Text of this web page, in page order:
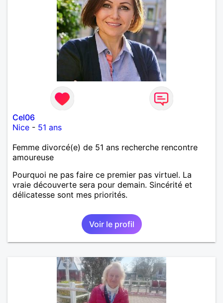
Cel06
Nice - 51 ans
Femme divorcé(e) de 51 ans recherche rencontre
amoureuse
Pourquoi ne pas faire ce premier pas virtuel. La
vraie découverte sera pour demain. Sincérité et
délicatesse sont mes priorités.
Voir le profil